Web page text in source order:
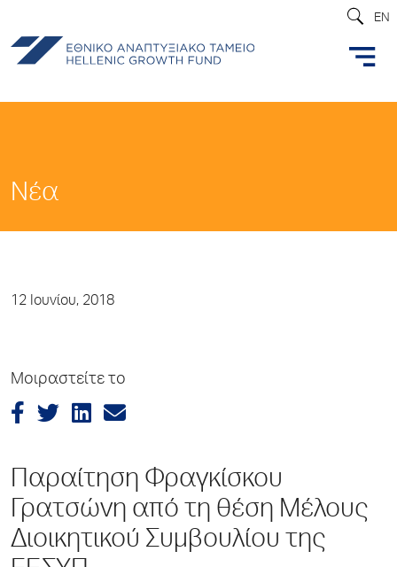
EN
Νέα
12 Ιουνίου, 2018
Μοιραστείτε το
Παραίτηση Φραγκίσκου
Γρατσώνη από τη θέση Μέλους
Διοικητικού Συμβουλίου της